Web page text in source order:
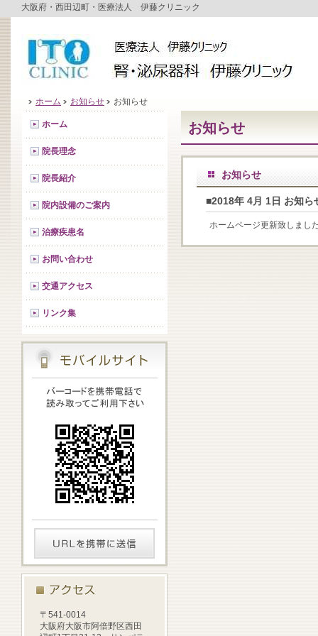
大阪府・西田辺町・医療法人 伊藤クリニック
ホーム お知らせ お知らせ
お知らせ
お知らせ
■2018年 4月 1日 お知ら
ホームページ更新致しまし
ホーム
院長理念
院長紹介
院内設備のご案内
治療疾患名
お問い合わせ
交通アクセス
リンク集
〒541-0014
大阪府大阪市阿倍野区西田